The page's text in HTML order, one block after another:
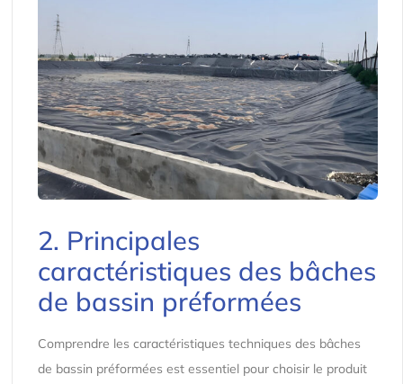
2. Principales
caractéristiques des bâches
de bassin préformées
Comprendre les caractéristiques techniques des bâches
de bassin préformées est essentiel pour choisir le produit